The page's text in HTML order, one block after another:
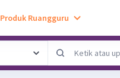
Produk Ruangguru